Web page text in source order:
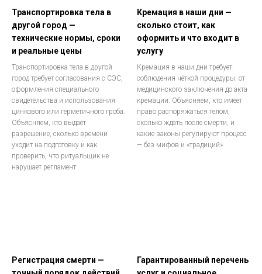
Транспортировка тела в
другой город —
технические нормы, сроки
и реальные цены
Транспортировка тела в другой
город требует согласования с СЭС,
оформления специального
свидетельства и использования
цинкового или герметичного гроба.
Объясняем, кто выдаёт
разрешение, сколько времени
уходит на подготовку и как
проверить, что ритуальщик не
нарушает регламент.
Кремация в наши дни —
сколько стоит, как
оформить и что входит в
услугу
Кремация в наши дни требует
соблюдения чёткой процедуры: от
медицинского заключения до акта
кремации. Объясняем, кто имеет
право распоряжаться телом,
сколько ждать после смерти, и
какие законы регулируют процесс
— без мифов и «традиций».
Регистрация смерти —
Гарантированный перечень